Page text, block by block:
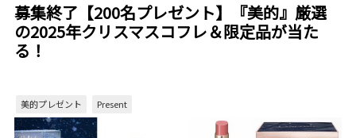
募集終了【200名プレゼント】『美的』厳選
の2025年クリスマスコフレ＆限定品が当た
る！
美的プレゼント Present